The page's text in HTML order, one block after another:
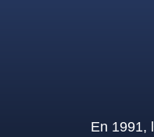
En 1991,